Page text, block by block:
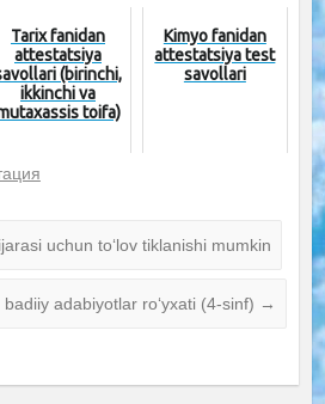
Tarix fanidan
attestatsiya
(birinchi,
ikkinchi va
toifa)
Kimyo fanidan
attestatsiya test
savollari
uchun to‘lov tiklanishi mumkin
badiiy adabiyotlar ro‘yxati (4-sinf) →